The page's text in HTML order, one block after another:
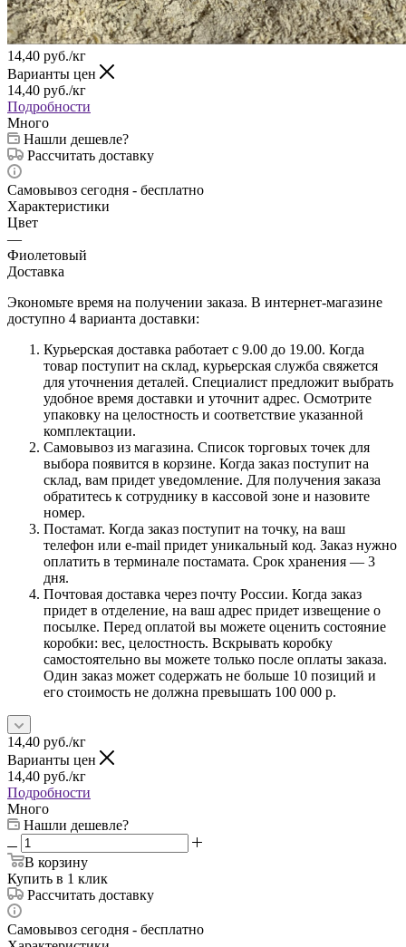
14,40 руб./кг
Варианты цен
14,40 руб./кг
Подробности
Много
Нашли дешевле?
Рассчитать доставку
Самовывоз сегодня - бесплатно
Характеристики
Цвет
—
Фиолетовый
Доставка
Экономьте время на получении заказа. В интернет-магазине
доступно 4 варианта доставки:
Курьерская доставка работает с 9.00 до 19.00. Когда
товар поступит на склад, курьерская служба свяжется
для уточнения деталей. Специалист предложит выбрать
удобное время доставки и уточнит адрес. Осмотрите
упаковку на целостность и соответствие указанной
комплектации.
Самовывоз из магазина. Список торговых точек для
выбора появится в корзине. Когда заказ поступит на
склад, вам придет уведомление. Для получения заказа
обратитесь к сотруднику в кассовой зоне и назовите
номер.
Постамат. Когда заказ поступит на точку, на ваш
телефон или e-mail придет уникальный код. Заказ нужно
оплатить в терминале постамата. Срок хранения — 3
дня.
Почтовая доставка через почту России. Когда заказ
придет в отделение, на ваш адрес придет извещение о
посылке. Перед оплатой вы можете оценить состояние
коробки: вес, целостность. Вскрывать коробку
самостоятельно вы можете только после оплаты заказа.
Один заказ может содержать не больше 10 позиций и
его стоимость не должна превышать 100 000 р.
14,40 руб./кг
Варианты цен
14,40 руб./кг
Подробности
Много
Нашли дешевле?
В корзину
Купить в 1 клик
Рассчитать доставку
Самовывоз сегодня - бесплатно